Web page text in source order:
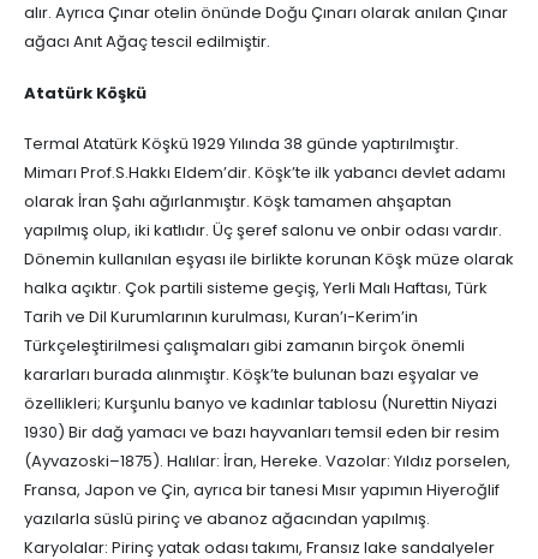
alır. Ayrıca Çınar otelin önünde Doğu Çınarı olarak anılan Çınar
ağacı Anıt Ağaç tescil edilmiştir.
Atatürk Köşkü
Termal Atatürk Köşkü 1929 Yılında 38 günde yaptırılmıştır.
Mimarı Prof.S.Hakkı Eldem’dir. Köşk’te ilk yabancı devlet adamı
olarak İran Şahı ağırlanmıştır. Köşk tamamen ahşaptan
yapılmış olup, iki katlıdır. Üç şeref salonu ve onbir odası vardır.
Dönemin kullanılan eşyası ile birlikte korunan Köşk müze olarak
halka açıktır. Çok partili sisteme geçiş, Yerli Malı Haftası, Türk
Tarih ve Dil Kurumlarının kurulması, Kuran’ı-Kerim’in
Türkçeleştirilmesi çalışmaları gibi zamanın birçok önemli
kararları burada alınmıştır. Köşk’te bulunan bazı eşyalar ve
özellikleri; Kurşunlu banyo ve kadınlar tablosu (Nurettin Niyazi
1930) Bir dağ yamacı ve bazı hayvanları temsil eden bir resim
(Ayvazoski–1875). Halılar: İran, Hereke. Vazolar: Yıldız porselen,
Fransa, Japon ve Çin, ayrıca bir tanesi Mısır yapımın Hiyeroğlif
yazılarla süslü pirinç ve abanoz ağacından yapılmış.
Karyolalar: Pirinç yatak odası takımı, Fransız lake sandalyeler